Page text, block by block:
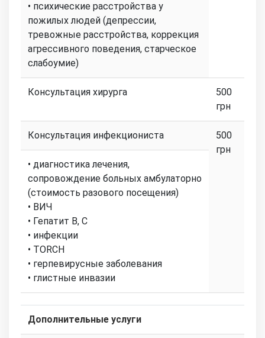
• психические расстройства у
пожилых людей (депрессии,
тревожные расстройства, коррекция
агрессивного поведения, старческое
слабоумие)
Консультация хирурга
500
грн
Консультация инфекциониста
500
грн
• диагностика лечения,
сопровождение больных амбулаторно
(стоимость разового посещения)
• ВИЧ
• Гепатит В, С
• инфекции
• TORCH
• герпевирусные заболевания
• глистные инвазии
Дополнительные услуги